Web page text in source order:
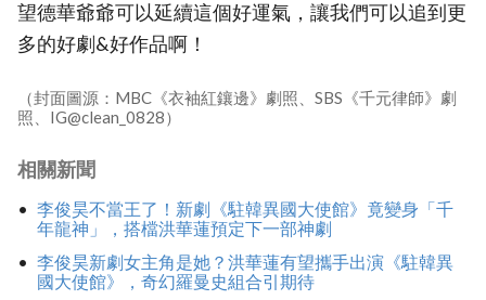
望德華爺爺可以延續這個好運氣，讓我們可以追到更
多的好劇&好作品啊！
（封面圖源：MBC《衣袖紅鑲邊》劇照、SBS《千元律師》劇
照、IG@clean_0828）
相關新聞
李俊昊不當王了！新劇《駐韓異國大使館》竟變身「千
年龍神」，搭檔洪華蓮預定下一部神劇
李俊昊新劇女主角是她？洪華蓮有望攜手出演《駐韓異
國大使館》，奇幻羅曼史組合引期待